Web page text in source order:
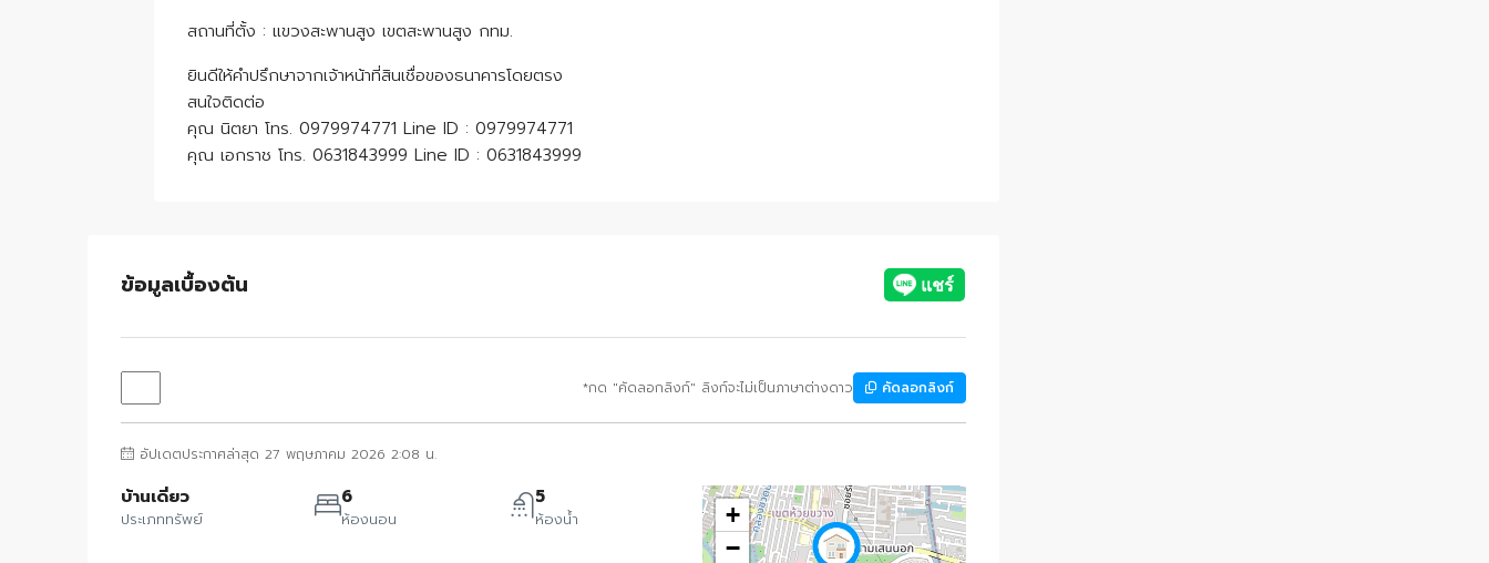
สถานที่ตั้ง : แขวงสะพานสูง เขตสะพานสูง กทม.
ยินดีให้คำปรึกษาจากเจ้าหน้าที่สินเชื่อของธนาคารโดยตรง
สนใจติดต่อ
คุณ นิตยา โทร. 0979974771 Line ID : 0979974771
คุณ เอกราช โทร. 0631843999 Line ID : 0631843999
ข้อมูลเบื้องต้น
*กด "คัดลอกลิงก์" ลิงก์จะไม่เป็นภาษาต่างดาว คัดลอกลิงก์
อัปเดตประกาศล่าสุด 27 พฤษภาคม 2026 2:08 น.
บ้านเดี่ยว
ประเภททรัพย์
6
ห้องนอน
5
ห้องน้ำ
+
−